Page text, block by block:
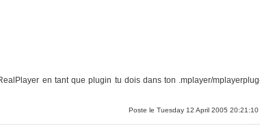
en tant que plugin tu dois dans ton .mplayer/
Poste le Tuesday 12 April 2005 20:21:10